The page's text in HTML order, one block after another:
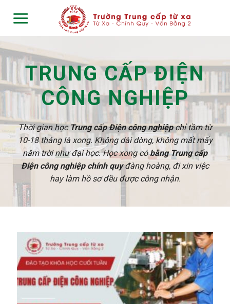
TRUNG CẤP ĐIỆN
CÔNG NGHIỆP
Thời gian học Trung cấp Điện công nghiệpchỉ tầm từ
10-18 tháng là xong. Không dài dòng, không mất mấy
năm trời như đại học. Học xong cóbằng Trung cấp
Điện công nghiệp chính quyđàng hoàng, đi xin việc
hay làm hồ sơ đều được công nhận.